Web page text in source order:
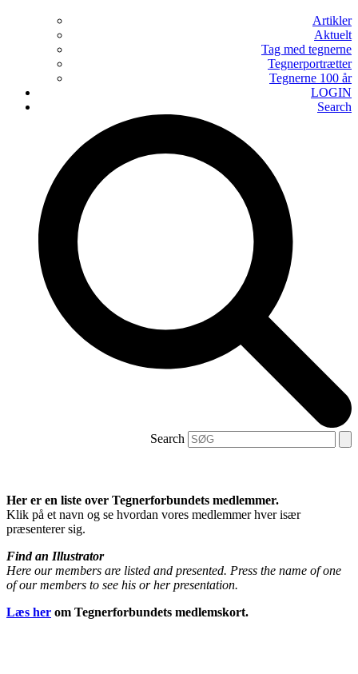
Artikler
Aktuelt
Tag med tegnerne
Tegnerportrætter
Tegnerne 100 år
LOGIN
Search
Search
Her er en liste over Tegnerforbundets medlemmer.
Klik på et navn og se hvordan vores medlemmer hver især
præsenterer sig.
Find an Illustrator
Here our members are listed and presented. Press the name of one
of our members to see his or her presentation.
Læs her om Tegnerforbundets medlemskort.